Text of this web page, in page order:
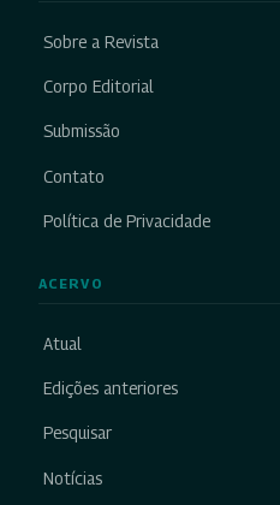
Sobre a Revista
Corpo Editorial
Submissão
Contato
Política de Privacidade
ACERVO
Atual
Edições anteriores
Pesquisar
Notícias